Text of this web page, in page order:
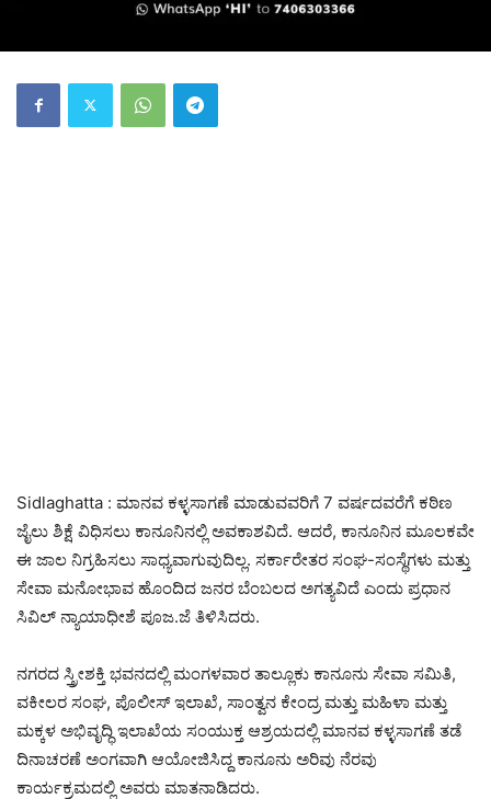
Sidlaghatta : ಮಾನವ ಕಳ್ಳಸಾಗಣೆ ಮಾಡುವವರಿಗೆ 7 ವರ್ಷದವರೆಗೆ ಕಠಿಣ
ಜೈಲು ಶಿಕ್ಷೆ ವಿಧಿಸಲು ಕಾನೂನಿನಲ್ಲಿ ಅವಕಾಶವಿದೆ. ಆದರೆ, ಕಾನೂನಿನ ಮೂಲಕವೇ
ಈ ಜಾಲ ನಿಗ್ರಹಿಸಲು ಸಾಧ್ಯವಾಗುವುದಿಲ್ಲ. ಸರ್ಕಾರೇತರ ಸಂಘ-ಸಂಸ್ಥೆಗಳು ಮತ್ತು
ಸೇವಾ ಮನೋಭಾವ ಹೊಂದಿದ ಜನರ ಬೆಂಬಲದ ಅಗತ್ಯವಿದೆ ಎಂದು ಪ್ರಧಾನ
ಸಿವಿಲ್ ನ್ಯಾಯಾಧೀಶೆ ಪೂಜ.ಜೆ ತಿಳಿಸಿದರು.
ನಗರದ ಸ್ತ್ರೀಶಕ್ತಿ ಭವನದಲ್ಲಿ ಮಂಗಳವಾರ ತಾಲ್ಲೂಕು ಕಾನೂನು ಸೇವಾ ಸಮಿತಿ,
ವಕೀಲರ ಸಂಘ, ಪೊಲೀಸ್ ಇಲಾಖೆ, ಸಾಂತ್ವನ ಕೇಂದ್ರ ಮತ್ತು ಮಹಿಳಾ ಮತ್ತು
ಮಕ್ಕಳ ಅಭಿವೃದ್ಧಿ ಇಲಾಖೆಯ ಸಂಯುಕ್ತ ಆಶ್ರಯದಲ್ಲಿ ಮಾನವ ಕಳ್ಳಸಾಗಣೆ ತಡೆ
ದಿನಾಚರಣೆ ಅಂಗವಾಗಿ ಆಯೋಜಿಸಿದ್ದ ಕಾನೂನು ಅರಿವು ನೆರವು
ಕಾರ್ಯಕ್ರಮದಲ್ಲಿ ಅವರು ಮಾತನಾಡಿದರು.